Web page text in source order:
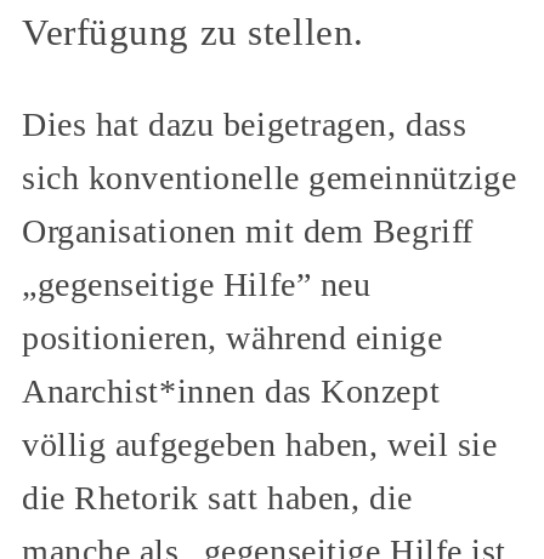
Verfügung zu stellen.
Dies hat dazu beigetragen, dass
sich konventionelle gemeinnützige
Organisationen mit dem Begriff
„gegenseitige Hilfe” neu
positionieren, während einige
Anarchist*innen das Konzept
völlig aufgegeben haben, weil sie
die Rhetorik satt haben, die
manche als „gegenseitige Hilfe ist